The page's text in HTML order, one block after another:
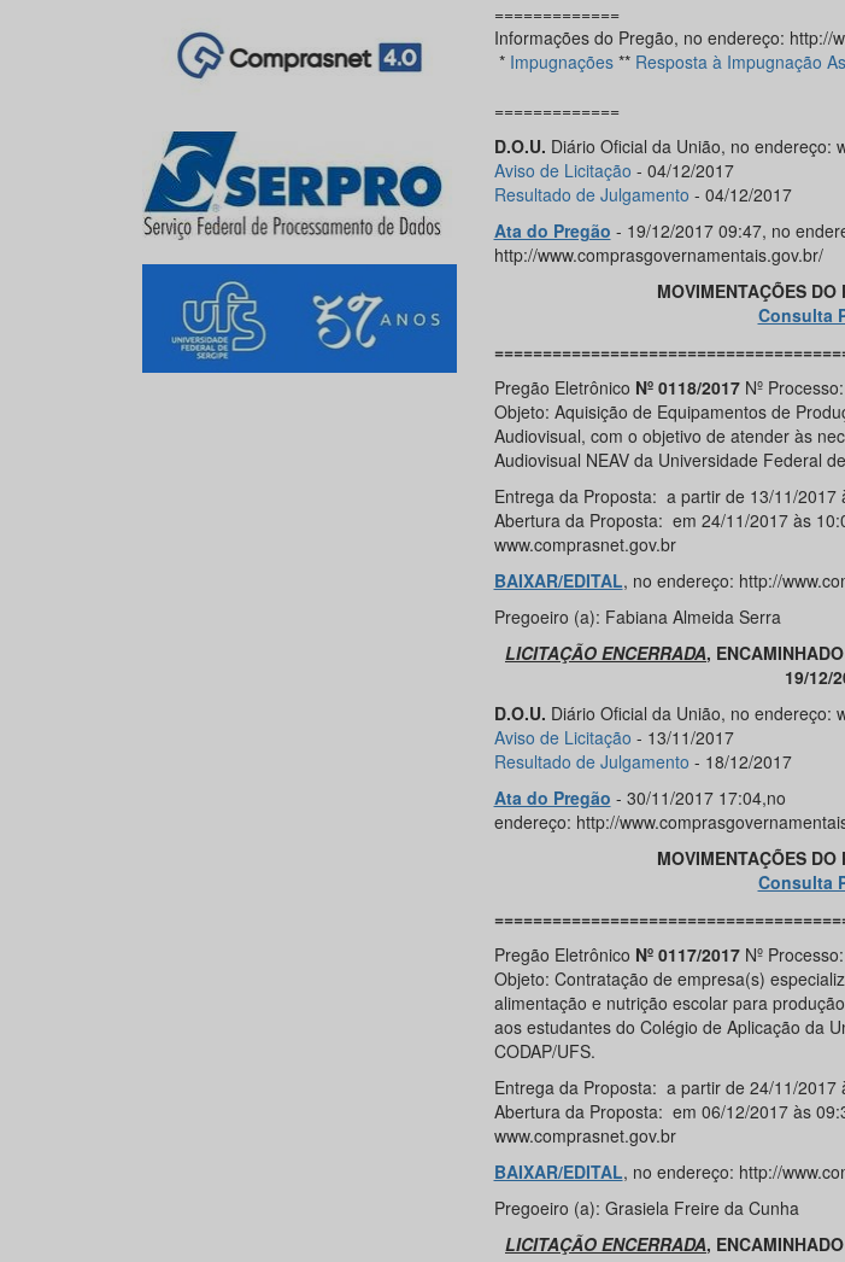
=============
Informações do Pregão, no endereço: http://
*Impugnações** Resposta à Impugnação
=============
D.O.U. Diário Oficial da União, no endereço:
Aviso de Licitação - 04/12/2017
Resultado de Julgamento - 04/12/2017
Ata do Pregão - 19/12/2017 09:47, no
http://www.comprasgovernamentais.gov.br/
MOVIMENTAÇÕES DO
Consulta
Pregão Eletrônico Nº 0118/2017Nº
Objeto: Aquisição de Equipamentos de
Audiovisual, com o objetivo de atender às
Audiovisual NEAV da Universidade Federal
Entrega da Proposta: a partir de 13/11/2017
Abertura da Proposta: em 24/11/2017 às
www.comprasnet.gov.br
BAIXAR/EDITAL, no endereço: http://
Pregoeiro (a): Fabiana Almeida Serra
LICITAÇÃO ENCERRADA,
19/12/
D.O.U. Diário Oficial da União, no endereço:
Aviso de Licitação - 13/11/2017
Resultado de Julgamento - 18/12/2017
Ata do Pregão - 30/11/2017 17:04,no
endereço: http://
MOVIMENTAÇÕES DO
Consulta
Pregão Eletrônico Nº 0117/2017Nº
Objeto: Contratação de empresa(s)
alimentação e nutrição escolar para
aos estudantes do Colégio de Aplicação da
CODAP/UFS.
Entrega da Proposta: a partir de 24/11/2017
Abertura da Proposta: em 06/12/2017 às
www.comprasnet.gov.br
BAIXAR/EDITAL, no endereço: http://
Pregoeiro (a): Grasiela Freire da Cunha
LICITAÇÃO ENCERRADA,